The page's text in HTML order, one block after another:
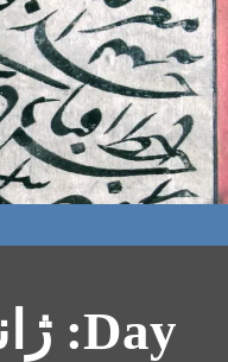
Day: ژانویه 9, 2007